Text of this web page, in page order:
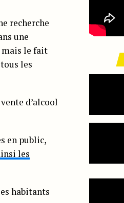
recherche
une
mais le fait
les
d’alcool
en public,
les
habitants